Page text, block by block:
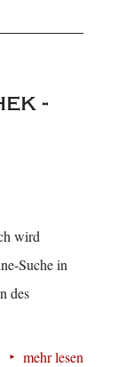
-
wird
Suche in
des
mehr lesen